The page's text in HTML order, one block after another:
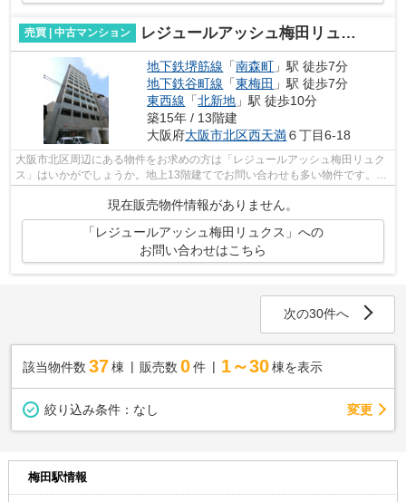
売買 | 中古マンション レジュールアッシュ梅田リュクス
地下鉄堺筋線 「南森町 」駅 徒歩7分
地下鉄谷町線 「東梅田 」駅 徒歩7分
東西線 「北新地 」駅 徒歩10分
築15年 / 13階建
大阪府大阪市北区西天満６丁目6-18
大阪市北区周辺にある物件をお求めの方は「レジュールアッシュ梅田リュク
ス」はいかがでしょうか。地上13階建てでお問い合わせも多い物件です。築
現在販売物件情報がありません。
「レジュールアッシュ梅田リュクス」への
お問い合わせはこちら
次の30件へ
該当物件数 37棟 販売数 0 件 1～30 棟を表示
絞り込み条件： なし 変更
梅田駅情報